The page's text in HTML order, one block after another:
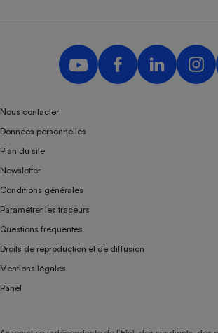
Nous contacter
Données personnelles
Plan du site
Newsletter
Conditions générales
Paramétrer les traceurs
Questions fréquentes
Droits de reproduction et de diffusion
Mentions légales
Panel